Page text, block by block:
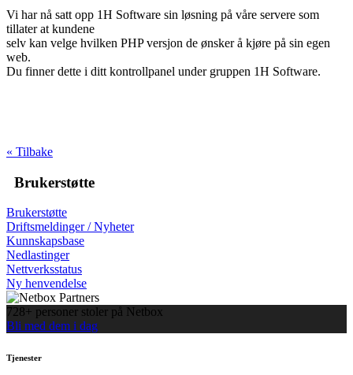
Vi har nå satt opp 1H Software sin løsning på våre servere som
tillater at kundene
selv kan velge hvilken PHP versjon de ønsker å kjøre på sin egen
web.
Du finner dette i ditt kontrollpanel under gruppen 1H Software.
« Tilbake
Brukerstøtte
Brukerstøtte
Driftsmeldinger / Nyheter
Kunnskapsbase
Nedlastinger
Nettverksstatus
Ny henvendelse
728+ personer stoler på Netbox
Bli med dem i dag
Tjenester